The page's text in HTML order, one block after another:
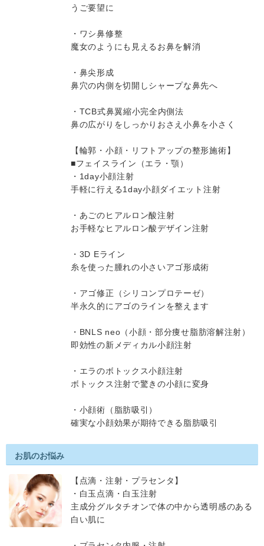
うご要望に
・ワシ鼻修整
魔女のようにも見えるお鼻を解消
・鼻尖形成
鼻穴の内側を切開しシャープな鼻先へ
・TCB式鼻翼縮小完全内側法
鼻の広がりをしっかりおさえ小鼻を小さく
【輪郭・小顔・リフトアップの整形施術】
■フェイスライン（エラ・顎）
・1day小顔注射
手軽に行える1day小顔ダイエット注射
・あごのヒアルロン酸注射
お手軽なヒアルロン酸デザイン注射
・3D Eライン
糸を使った腫れの小さいアゴ形成術
・アゴ修正（シリコンプロテーゼ）
半永久的にアゴのラインを整えます
・BNLS neo（小顔・部分痩せ脂肪溶解注射）
即効性の新メディカル小顔注射
・エラのボトックス小顔注射
ボトックス注射で驚きの小顔に変身
・小顔術（脂肪吸引）
確実な小顔効果が期待できる脂肪吸引
お肌のお悩み
【点滴・注射・プラセンタ】
・白玉点滴・白玉注射
主成分グルタチオンで体の中から透明感のある
白い肌に